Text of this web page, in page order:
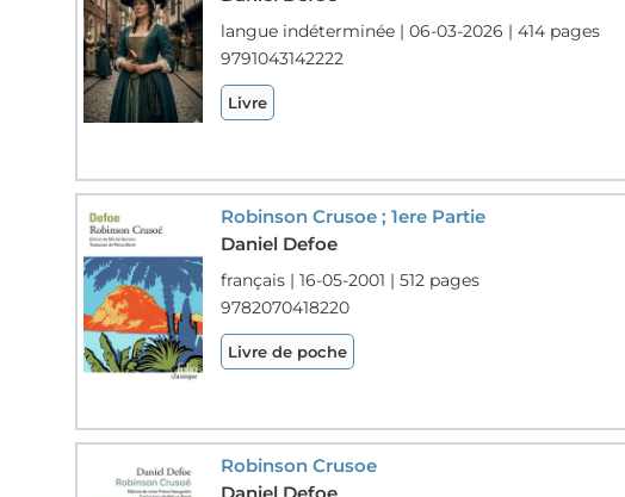
langue indéterminée | 06-03-2026 | 414 pages
9791043142222
Livre
Robinson Crusoe ; 1ere Partie
Daniel Defoe
français | 16-05-2001 | 512 pages
9782070418220
Livre de poche
Robinson Crusoe